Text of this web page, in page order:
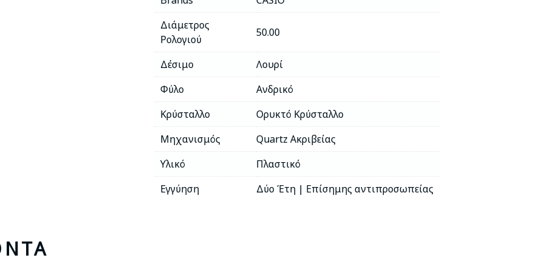
Διάμετρος
Ρολογιού
50.00
Δέσιμο
Λουρί
Φύλο
Ανδρικό
Κρύσταλλο
Ορυκτό Κρύσταλλο
Μηχανισμός
Quartz Ακριβείας
Υλικό
Πλαστικό
Εγγύηση
Δύο Έτη | Επίσημης αντιπροσωπείας